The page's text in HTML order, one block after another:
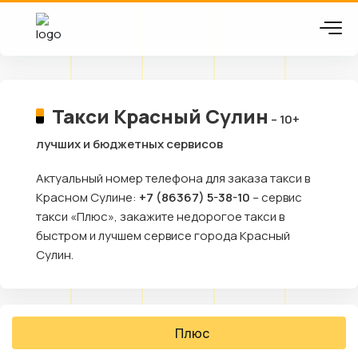
Такси Красный Сулин – 10+
лучших и бюджетных сервисов
Актуальный номер телефона для заказа такси в
Красном Сулине: +7 (86367) 5-38-10 – сервис
такси «Плюс», закажите недорогое такси в
быстром и лучшем сервисе города Красный
Сулин.
Плюс